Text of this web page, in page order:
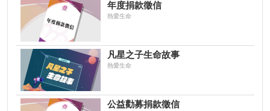
年度捐款徵信
熱愛生命
凡星之子生命故事
熱愛生命
公益勸募捐款徵信